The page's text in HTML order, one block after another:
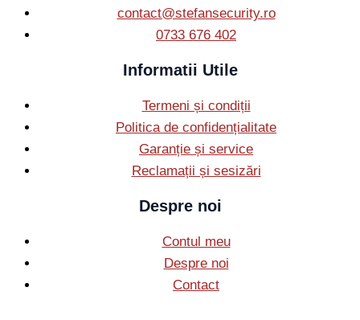
contact@stefansecurity.ro
0733 676 402
Informatii Utile
Termeni și condiții
Politica de confidențialitate
Garanție și service
Reclamații și sesizări
Despre noi
Contul meu
Despre noi
Contact